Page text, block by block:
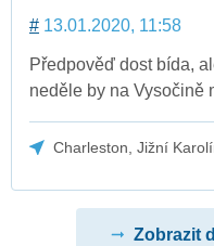
# 13.01.2020, 11:58
Předpověď dost bída,
neděle by na Vysočině
Charleston, Jižní
Zobrazit